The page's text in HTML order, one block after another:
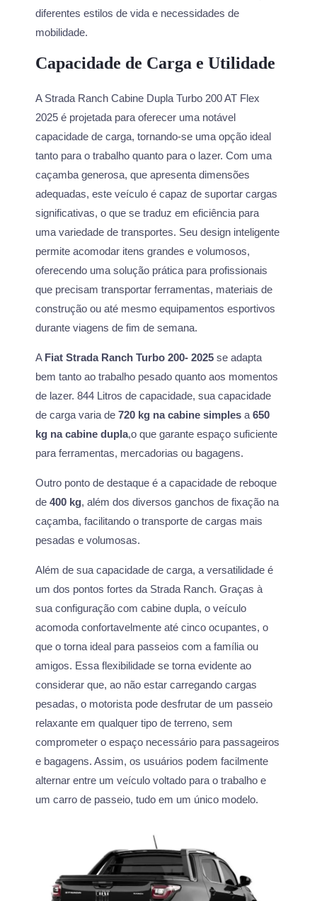
diferentes estilos de vida e necessidades de
mobilidade.
Capacidade de Carga e Utilidade
A Strada Ranch Cabine Dupla Turbo 200 AT Flex
2025 é projetada para oferecer uma notável
capacidade de carga, tornando-se uma opção ideal
tanto para o trabalho quanto para o lazer. Com uma
caçamba generosa, que apresenta dimensões
adequadas, este veículo é capaz de suportar cargas
significativas, o que se traduz em eficiência para
uma variedade de transportes. Seu design inteligente
permite acomodar itens grandes e volumosos,
oferecendo uma solução prática para profissionais
que precisam transportar ferramentas, materiais de
construção ou até mesmo equipamentos esportivos
durante viagens de fim de semana.
A Fiat Strada Ranch Turbo 200- 2025 se adapta
bem tanto ao trabalho pesado quanto aos momentos
de lazer. 844 Litros de capacidade, sua capacidade
de carga varia de 720 kg na cabine simples a650
kg na cabine dupla,o que garante espaço suficiente
para ferramentas, mercadorias ou bagagens.
Outro ponto de destaque é a capacidade de reboque
de 400 kg, além dos diversos ganchos de fixação na
caçamba, facilitando o transporte de cargas mais
pesadas e volumosas.
Além de sua capacidade de carga, a versatilidade é
um dos pontos fortes da Strada Ranch. Graças à
sua configuração com cabine dupla, o veículo
acomoda confortavelmente até cinco ocupantes, o
que o torna ideal para passeios com a família ou
amigos. Essa flexibilidade se torna evidente ao
considerar que, ao não estar carregando cargas
pesadas, o motorista pode desfrutar de um passeio
relaxante em qualquer tipo de terreno, sem
comprometer o espaço necessário para passageiros
e bagagens. Assim, os usuários podem facilmente
alternar entre um veículo voltado para o trabalho e
um carro de passeio, tudo em um único modelo.